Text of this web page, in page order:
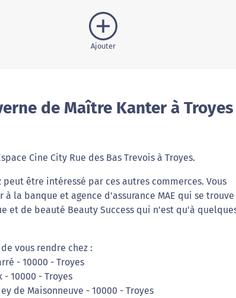
Ajouter
de Maître Kanter à Troyes
Cine City Rue des Bas Trevois à Troyes.
être intéressé par ces autres commerces. Vous
la banque et agence d'assurance MAE qui se trouve
et de beauté Beauty Success qui n'est qu'à
vous rendre chez :
- 10000 - Troyes
- 10000 - Troyes
de Maisonneuve - 10000 - Troyes